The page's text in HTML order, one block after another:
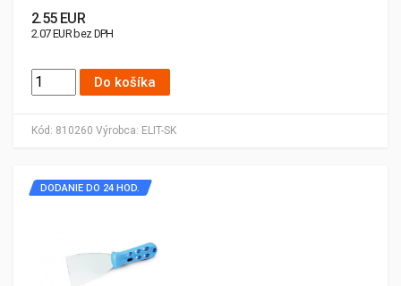
Kód: 810260 Výrobca: ELIT-SK
2.55 EUR
2.07 EUR bez DPH
Do košíka
DODANIE DO 24 HOD.